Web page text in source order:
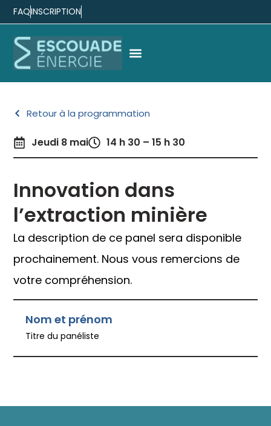
FAQINSCRIPTION
Retour à la programmation
Jeudi 8 mai 14 h 30 – 15 h 30
Innovation dans
l’extraction minière
La description de ce panel sera disponible
prochainement. Nous vous remercions de
votre compréhension.
Nom et prénom
Titre du panéliste